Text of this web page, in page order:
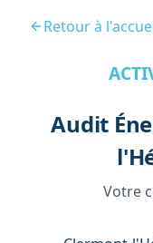
Retour à
Audit
Votre